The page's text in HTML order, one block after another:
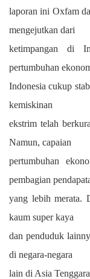
laporan ini Oxfam
mengejutkan dari
ketimpangan di
pertumbuhan
Indonesia cukup
kemiskinan
ekstrim telah
Namun, capaian
pertumbuhan
pembagian
yang lebih merata.
kaum super kaya
dan penduduk
di negara-negara
lain di Asia